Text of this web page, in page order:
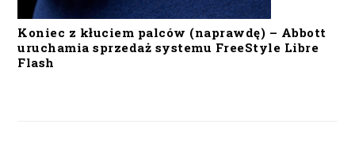
Koniec z kłuciem palców (naprawdę) – Abbott
uruchamia sprzedaż systemu FreeStyle Libre
Flash